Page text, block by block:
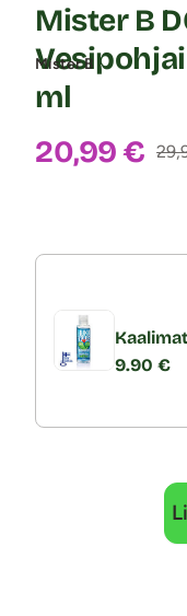
Mister B
Mister B
ml
20,99 €
9.90 €